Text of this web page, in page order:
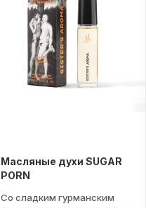
Масляные духи SUGAR
PORN
Со сладким гурманским